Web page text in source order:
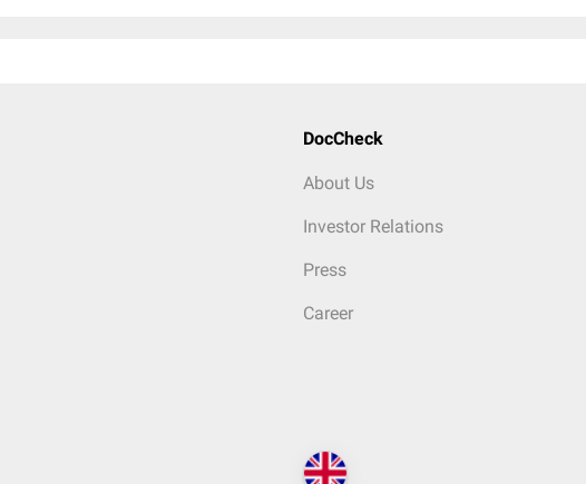
DocCheck
About Us
Investor Relations
Press
Career